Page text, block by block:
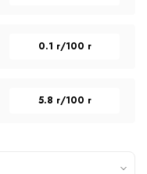
0.1 г/100 г
5.8 г/100 г